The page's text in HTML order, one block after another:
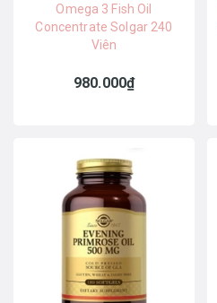
Omega 3 Fish Oil
Concentrate Solgar 240
Viên
980.000₫